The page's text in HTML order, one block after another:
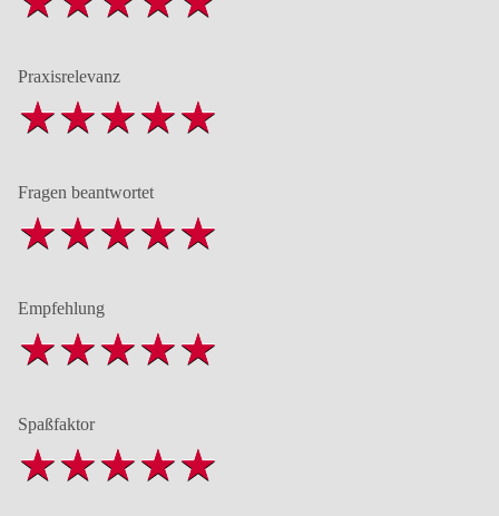
Praxisrelevanz
Fragen beantwortet
Empfehlung
Spaßfaktor